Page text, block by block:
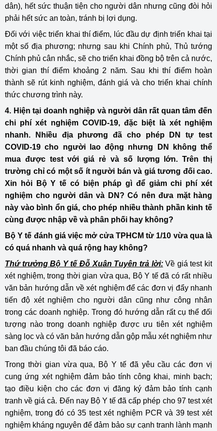
dân), hết sức thuận tiện cho người dân nhưng cũng đòi hỏi
phải hết sức an toàn, tránh bị lợi dụng.
Đối với việc triển khai thí điểm, lúc đầu dự định triển khai tại
một số địa phương; nhưng sau khi Chính phủ, Thủ tướng
Chính phủ cân nhắc, sẽ cho triển khai đồng bộ trên cả nước,
thời gian thí điểm khoảng 2 năm. Sau khi thí điểm hoàn
thành sẽ rút kinh nghiệm, đánh giá và cho triển khai chính
thức chương trình này.
4. Hiện tại doanh nghiệp và người dân rất quan tâm đến
chi phí xét nghiệm COVID-19, đặc biệt là xét nghiệm
nhanh. Nhiều địa phương đã cho phép DN tự test
COVID-19 cho người lao động nhưng DN không thể
mua được test với giá rẻ và số lượng lớn. Trên thị
trường chỉ có một số ít người bán và giá tương đối cao.
Xin hỏi Bộ Y tế có biện pháp gì để giảm chi phí xét
nghiệm cho người dân và DN? Có nên đưa mặt hàng
này vào bình ổn giá, cho phép nhiều thành phần kinh tế
cùng được nhập về và phân phối hay không?
Bộ Y tế đánh giá việc mở cửa TPHCM từ 1/10 vừa qua là
có quá nhanh và quá rộng hay không?
Thứ trưởng Bộ Y tế Đỗ Xuân Tuyên trả lời:Về giá test kit
xét nghiệm, trong thời gian vừa qua, Bộ Y tế đã có rất nhiều
văn bản hướng dẫn về xét nghiệm để các đơn vị đẩy nhanh
tiến độ xét nghiệm cho người dân cũng như công nhân
trong các doanh nghiệp. Trong đó hướng dẫn rất cụ thể đối
tượng nào trong doanh nghiệp được ưu tiên xét nghiệm
sàng lọc và có văn bản hướng dẫn gộp mẫu xét nghiệm như
ban đầu chúng tôi đã báo cáo.
Trong thời gian vừa qua, Bộ Y tế đã yêu cầu các đơn vị
cung ứng xét nghiệm đảm bảo tính công khai, minh bạch;
tạo điều kiện cho các đơn vị đăng ký đảm bảo tính cạnh
tranh về giá cả. Đến nay Bộ Y tế đã cấp phép cho 97 test xét
nghiệm, trong đó có 35 test xét nghiệm PCR và 39 test xét
nghiệm kháng nguyên để đảm bảo sự cạnh tranh lành mạnh